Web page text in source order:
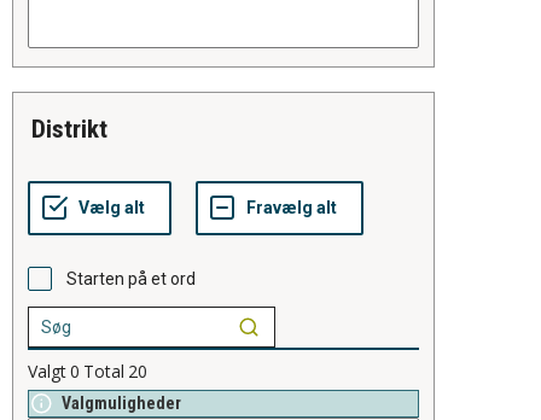
distrikt
Starten på et ord
Valgt0 Total 20
Valgmuligheder